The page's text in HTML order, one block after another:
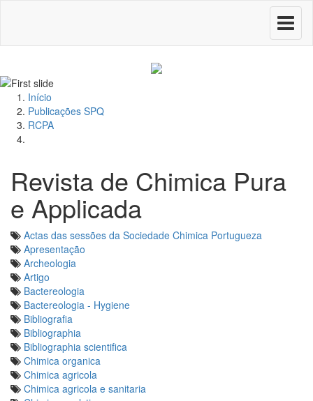
Toggle
Início
Publicações SPQ
RCPA
Revista de Chimica Pura
e Applicada
Actas das sessões da Sociedade Chimica Portugueza
Apresentação
Archeologia
Artigo
Bactereologia
Bactereologia - Hygiene
Bibliografia
Bibliographia
Bibliographia scientifica
Chimica organica
Chimica agricola
Chimica agricola e sanitaria